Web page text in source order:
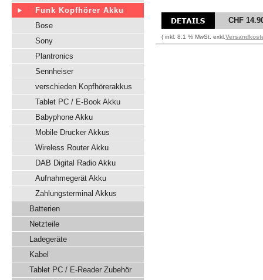
Funk Kopfhörer Akku
Bose
Sony
Plantronics
Sennheiser
verschieden Kopfhörerakkus
Tablet PC / E-Book Akku
Babyphone Akku
Mobile Drucker Akkus
Wireless Router Akku
DAB Digital Radio Akku
Aufnahmegerät Akku
Zahlungsterminal Akkus
Batterien
Netzteile
Ladegeräte
Kabel
Tablet PC / E-Reader Zubehör
CHF
( inkl. 8.1 % MwSt. exkl.